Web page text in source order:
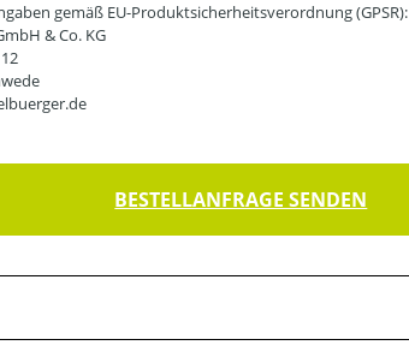
gemäß EU-Produktsicherheitsverordnung (GPSR):
& Co. KG
BESTELLANFRAGE SENDEN